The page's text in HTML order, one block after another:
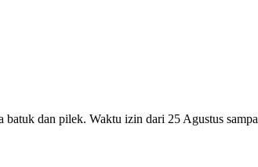
dan pilek. Waktu izin dari 25 Agustus